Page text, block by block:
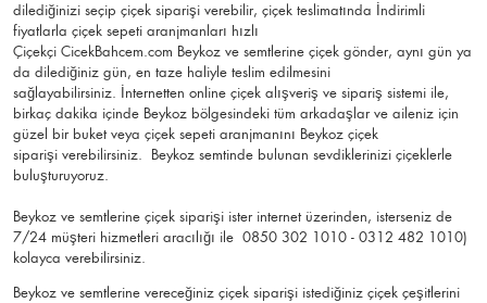
dilediğinizi seçip çiçek siparişi verebilir, çiçek teslimatında İndirimli
fiyatlarla çiçek sepeti aranjmanları hızlı
Çiçekçi CicekBahcem.com Beykoz ve semtlerine çiçek gönder, aynı gün ya
da dilediğiniz gün, en taze haliyle teslim edilmesini
sağlayabilirsiniz. İnternetten online çiçek alışveriş ve sipariş sistemi ile,
birkaç dakika içinde Beykoz bölgesindeki tüm arkadaşlar ve aileniz için
güzel bir buket veya çiçek sepeti aranjmanını Beykoz çiçek
siparişi verebilirsiniz. Beykoz semtinde bulunan sevdiklerinizi çiçeklerle
buluşturuyoruz.
Beykoz ve semtlerine çiçek siparişi ister internet üzerinden, isterseniz de
7/24 müşteri hizmetleri aracılığı ile 0850 302 1010 - 0312 482 1010)
kolayca verebilirsiniz.
Beykoz ve semtlerine vereceğiniz çiçek siparişi istediğiniz çiçek çeşitlerini